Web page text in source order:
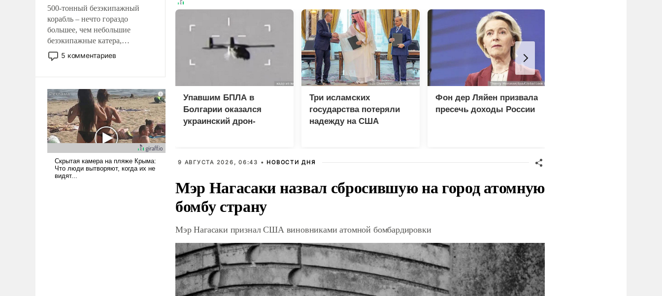
500-тонный безэкипажный
корабль – нечто гораздо
большее, чем небольшие
безэкипажные катера,
применение которых уже
стало обыденностью. Задача по
и ее реализация радикально
поднимет наши боевые
возможности.
5 комментариев
Упавшим БПЛА в
Болгарии оказался
украинский дрон-
Три исламских
государства потеряли
надежду на США
Фон дер Ляйен призвала
пресечь доходы России
9 АВГУСТА 2026, 06:43 • НОВОСТИ ДНЯ
Мэр Нагасаки назвал сбросившую на город атомную
бомбу страну
Мэр Нагасаки признал США виновниками атомной бомбардировки